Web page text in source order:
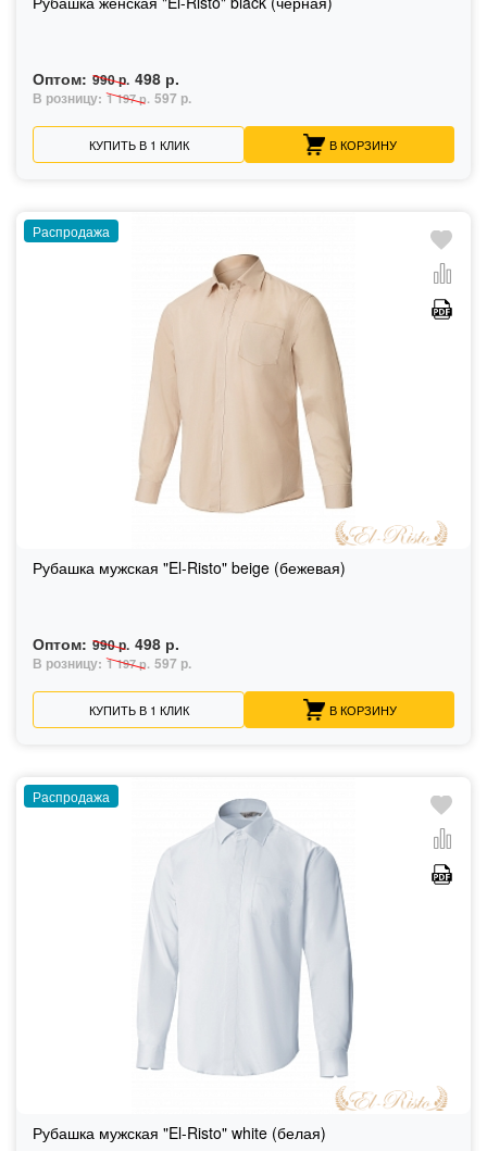
Оптом: 990 р. 498 р.
В розницу: 1 197 р. 597 р.
КУПИТЬ В 1 КЛИК В КОРЗИНУ
Распродажа
Рубашка мужская "El-Risto" beige (бежевая)
Оптом: 990 р. 498 р.
В розницу: 1 197 р. 597 р.
КУПИТЬ В 1 КЛИК В КОРЗИНУ
Распродажа
Рубашка мужская "El-Risto" white (белая)